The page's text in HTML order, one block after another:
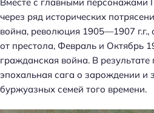
Вместе с главными персонажами
через ряд исторических
война, революция 1905—1907 г.г.,
от престола, Февраль и Октябрь
гражданская война. В результате
эпохальная сага о зарождении и
буржуазных семей того времени.